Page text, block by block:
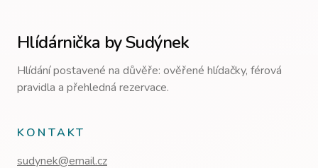
Hlídárnička by Sudýnek
Hlídání postavené na důvěře: ověřené hlídačky, férová
pravidla a přehledná rezervace.
KONTAKT
sudynek@email.cz